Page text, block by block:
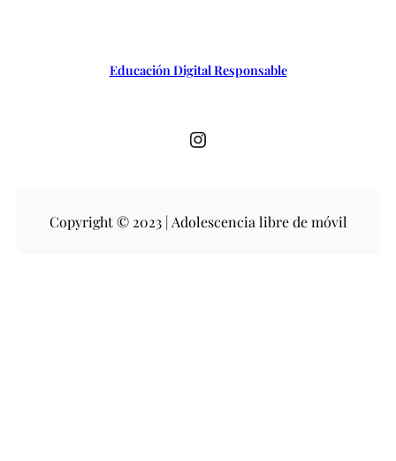
Educación Digital Responsable
Instagram
Copyright © 2023 | Adolescencia libre de móvil